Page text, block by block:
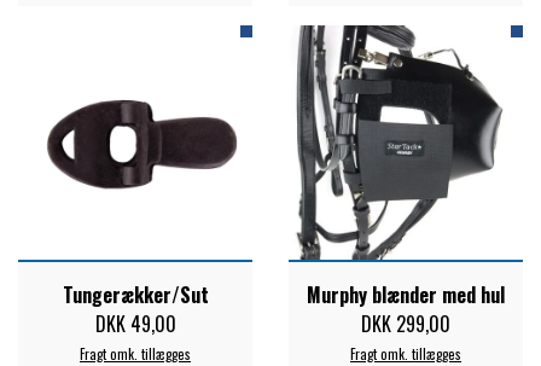
Tungerækker/Sut
DKK 49,00
Fragt omk. tillægges
Murphy blænder med hul
DKK 299,00
Fragt omk. tillægges